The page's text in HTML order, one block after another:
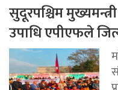
सुदूरपश्चिम
उपाधि एपीएफले